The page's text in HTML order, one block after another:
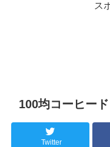
ス
100均コーヒー
Twitter